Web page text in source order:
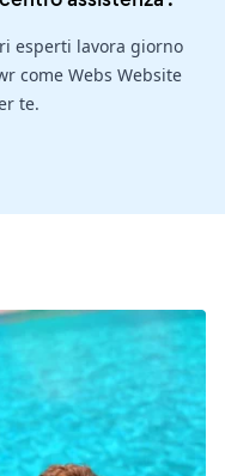
esperti lavora giorno
come Webs Website
te.